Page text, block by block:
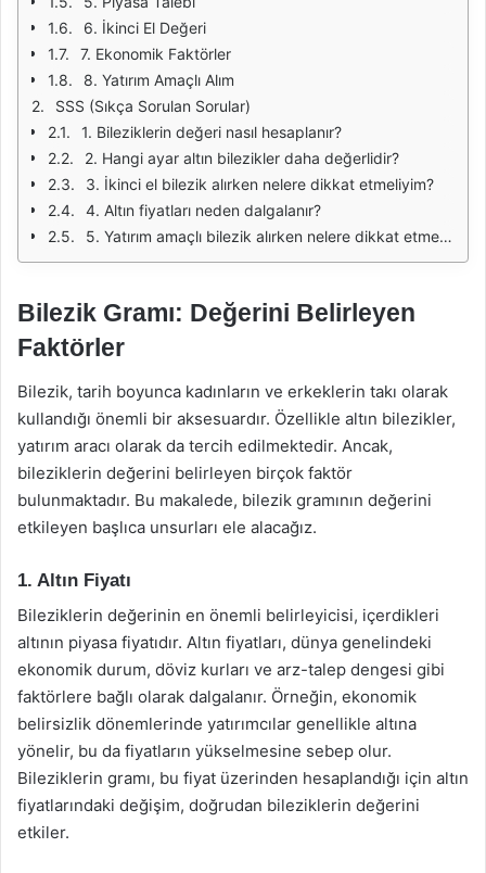
6. İkinci El Değeri
7. Ekonomik Faktörler
8. Yatırım Amaçlı Alım
SSS (Sıkça Sorulan Sorular)
1. Bileziklerin değeri nasıl hesaplanır?
2. Hangi ayar altın bilezikler daha değerlidir?
3. İkinci el bilezik alırken nelere dikkat etmeliyim?
4. Altın fiyatları neden dalgalanır?
5. Yatırım amaçlı bilezik alırken nelere dikkat etmeliyim?
Bilezik Gramı: Değerini Belirleyen
Faktörler
Bilezik, tarih boyunca kadınların ve erkeklerin takı olarak
kullandığı önemli bir aksesuardır. Özellikle altın bilezikler,
yatırım aracı olarak da tercih edilmektedir. Ancak,
bileziklerin değerini belirleyen birçok faktör
bulunmaktadır. Bu makalede, bilezik gramının değerini
etkileyen başlıca unsurları ele alacağız.
1. Altın Fiyatı
Bileziklerin değerinin en önemli belirleyicisi, içerdikleri
altının piyasa fiyatıdır. Altın fiyatları, dünya genelindeki
ekonomik durum, döviz kurları ve arz-talep dengesi gibi
faktörlere bağlı olarak dalgalanır. Örneğin, ekonomik
belirsizlik dönemlerinde yatırımcılar genellikle altına
yönelir, bu da fiyatların yükselmesine sebep olur.
Bileziklerin gramı, bu fiyat üzerinden hesaplandığı için altın
fiyatlarındaki değişim, doğrudan bileziklerin değerini
etkiler.